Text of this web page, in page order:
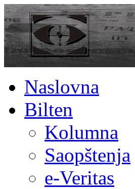
Naslovna
Bilten
Kolumna
Saopštenja
e-Veritas